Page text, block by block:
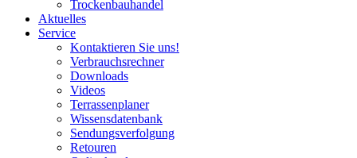
Trockenbauhandel
Aktuelles
Service
Kontaktieren Sie uns!
Verbrauchsrechner
Downloads
Videos
Terrassenplaner
Wissensdatenbank
Sendungsverfolgung
Retouren